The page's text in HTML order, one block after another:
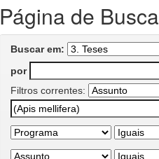
Página de Busca
Buscar em:
por
Filtros correntes: